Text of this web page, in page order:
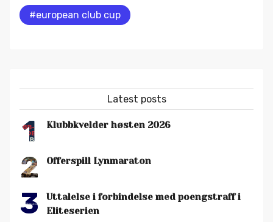
#european club cup
Latest posts
1 Klubbkvelder høsten 2026
2 Offerspill Lynmaraton
3
Uttalelse i forbindelse med poengstraff i
Eliteserien